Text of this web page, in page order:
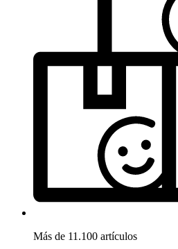
Más de 11.100 artículos